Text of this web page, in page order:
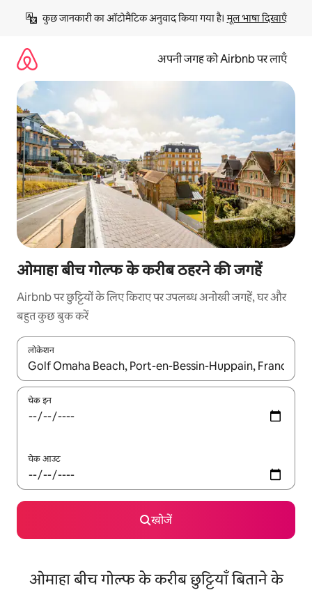
छोड़कर
कॉन्टेंट
कुछ जानकारी का ऑटोमैटिक अनुवाद किया गया है। मूल भाषा दिखाएँ
अपनी जगह को Airbnb पर लाएँ
ओमाहा बीच गोल्फ के करीब ठहरने की जगहें
Airbnb पर छुट्टियों के लिए किराए पर उपलब्ध अनोखी जगहें, घर और
बहुत कुछ बुक करें
लोकेशन
नतीजों के उपलब्ध होने पर, अप और डाउन 'ऐरो की' का इस्तेमाल करके नेविगेट
चेक इन
चेक आउट
खोजें
ओमाहा बीच गोल्फ के करीब छुट्टियाँ बिताने के